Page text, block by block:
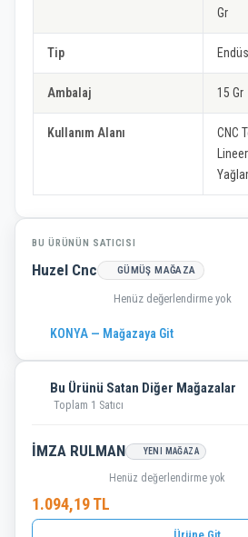
Gr
Tip
Ambalaj 15 Gr
Kullanım Alanı
CNC
BU ÜRÜNÜN SATICISI
Huzel Cnc GÜMÜŞ MAĞAZA
Henüz değerlendirme yok
KONYA — Mağazaya Git
Bu Ürünü Satan Diğer Mağazalar
Toplam 1 Satıcı
İMZA RULMAN YENI MAĞAZA
Henüz değerlendirme yok
1.094,19 TL